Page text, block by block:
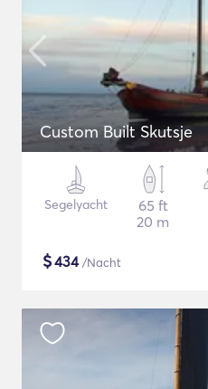
Custom Built Skutsje
Segelyacht
65 ft
20 m
$434/Nacht